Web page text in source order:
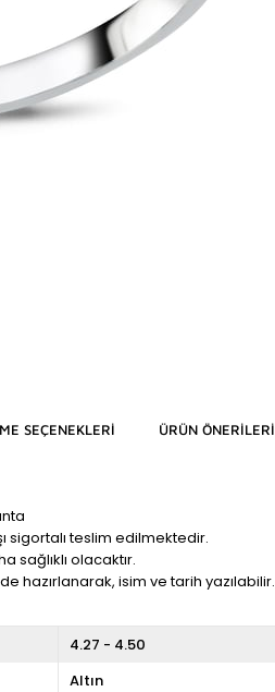
SEÇENEKLERI ÜRÜN ÖNERILERI
sigortalı teslim edilmektedir.
sağlıklı olacaktır.
hazırlanarak, isim ve tarih yazılabilir.
4.27 - 4.50
Altın